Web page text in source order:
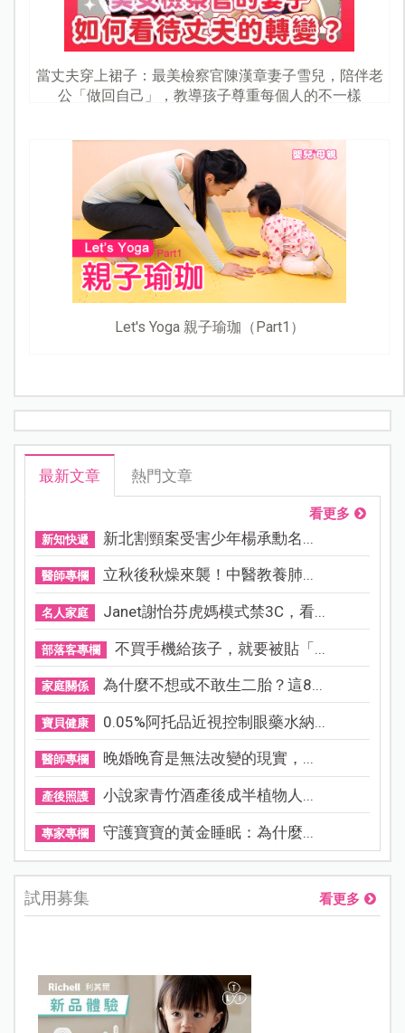
當丈夫穿上裙子：最美檢察官陳漢章妻子雪兒，陪伴老
公「做回自己」，教導孩子尊重每個人的不一樣
Let's Yoga 親子瑜珈（Part1）
最新文章 熱門文章
看更多
新知快遞 新北割頸案受害少年楊承勳名...
醫師專欄 立秋後秋燥來襲！中醫教養肺...
名人家庭 Janet謝怡芬虎媽模式禁3C，看...
部落客專欄 不買手機給孩子，就要被貼「...
家庭關係 為什麼不想或不敢生二胎？這8...
寶貝健康 0.05%阿托品近視控制眼藥水納...
醫師專欄 晚婚晚育是無法改變的現實，...
產後照護 小說家青竹酒產後成半植物人...
專家專欄 守護寶寶的黃金睡眠：為什麼...
試用募集 看更多